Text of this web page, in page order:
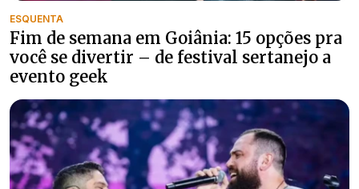
ESQUENTA
Fim de semana em Goiânia: 15 opções pra
você se divertir – de festival sertanejo a
evento geek